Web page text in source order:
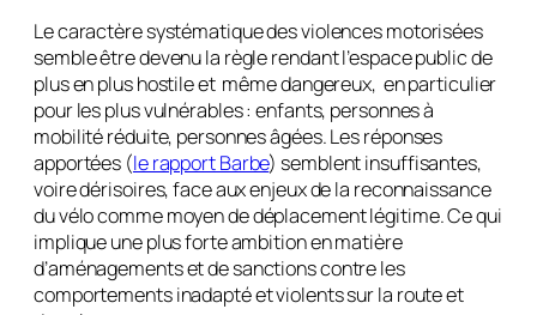
Le caractère systématique des violences motorisées
semble être devenu la règle rendant l’espace public de
plus en plus hostile et même dangereux, en particulier
pour les plus vulnérables : enfants, personnes à
mobilité réduite, personnes âgées. Les réponses
apportées (le rapport Barbe) semblent insuffisantes,
voire dérisoires, face aux enjeux de la reconnaissance
du vélo comme moyen de déplacement légitime. Ce qui
implique une plus forte ambition en matière
d’aménagements et de sanctions contre les
comportements inadapté et violents sur la route et